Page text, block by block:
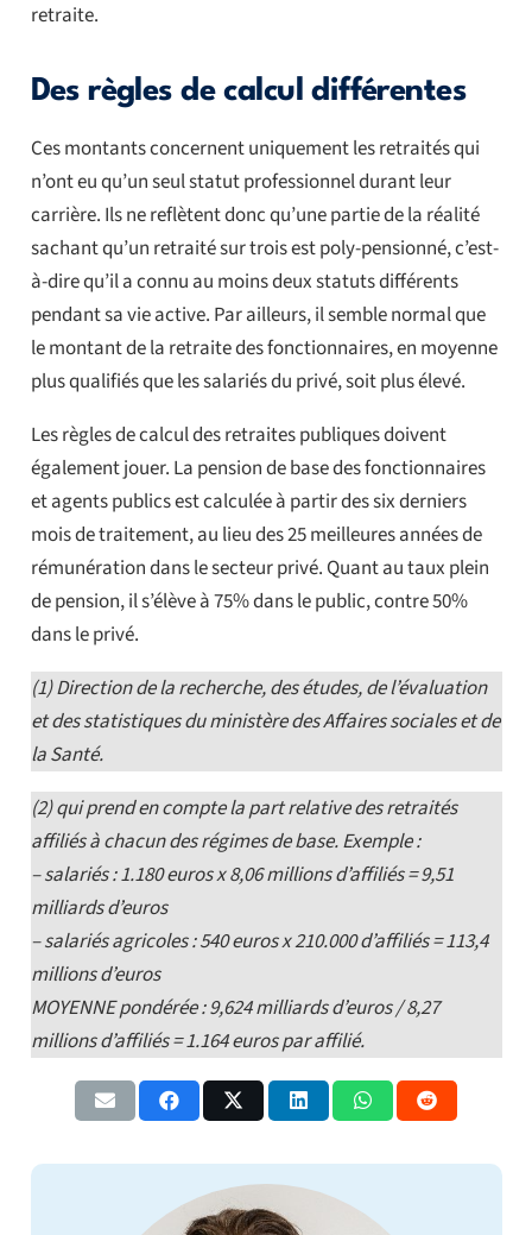
retraite.
Des règles de calcul différentes
Ces montants concernent uniquement les retraités qui
n’ont eu qu’un seul statut professionnel durant leur
carrière. Ils ne reflètent donc qu’une partie de la réalité
sachant qu’un retraité sur trois est poly-pensionné, c’est-
à-dire qu’il a connu au moins deux statuts différents
pendant sa vie active. Par ailleurs, il semble normal que
le montant de la retraite des fonctionnaires, en moyenne
plus qualifiés que les salariés du privé, soit plus élevé.
Les règles de calcul des retraites publiques doivent
également jouer. La pension de base des fonctionnaires
et agents publics est calculée à partir des six derniers
mois de traitement, au lieu des 25 meilleures années de
rémunération dans le secteur privé. Quant au taux plein
de pension, il s’élève à 75% dans le public, contre 50%
dans le privé.
(1) Direction de la recherche, des études, de l’évaluation
et des statistiques du ministère des Affaires sociales et de
la Santé.
(2) qui prend en compte la part relative des retraités
affiliés à chacun des régimes de base. Exemple :
– salariés : 1.180 euros x 8,06 millions d’affiliés = 9,51
milliards d’euros
– salariés agricoles : 540 euros x 210.000 d’affiliés = 113,4
millions d’euros
MOYENNE pondérée : 9,624 milliards d’euros / 8,27
millions d’affiliés = 1.164 euros par affilié.